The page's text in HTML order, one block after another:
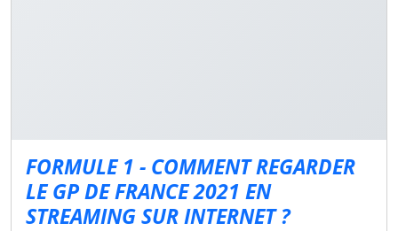
FORMULE 1 - COMMENT REGARDER
LE GP DE FRANCE 2021 EN
STREAMING SUR INTERNET ?